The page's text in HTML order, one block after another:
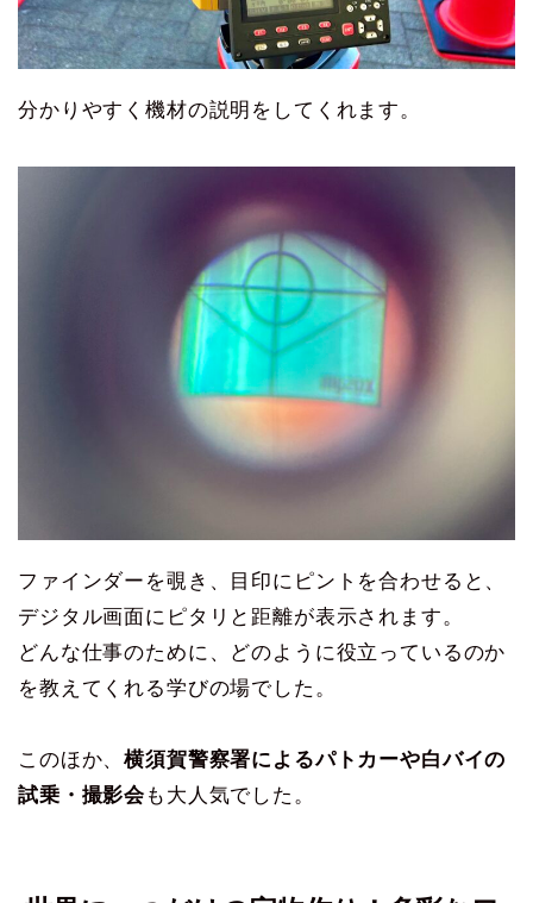
分かりやすく機材の説明をしてくれます。
ファインダーを覗き、目印にピントを合わせると、
デジタル画面にピタリと距離が表示されます。
どんな仕事のために、どのように役立っているのか
を教えてくれる学びの場でした。
このほか、横須賀警察署によるパトカーや白バイの
試乗・撮影会 も大人気でした。